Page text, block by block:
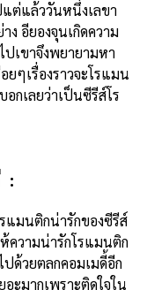
แต่แล้ววันหนึ่งเลขา
ง อียองจุนเกิดความ
ปเขาจึงพยายามหา
ยๆเรื่องราวจะโรแมน
กเลยว่าเป็นซีรีส์โร
:
แมนติกน่ารักของซีรีส์
ความน่ารักโรแมนติก
ปด้วยตลกคอมเมดี้อีก
ะมากเพราะติดใจใน